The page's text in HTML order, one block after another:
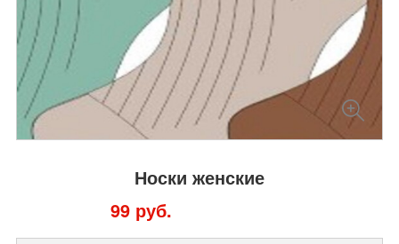
Носки женские
99 руб.